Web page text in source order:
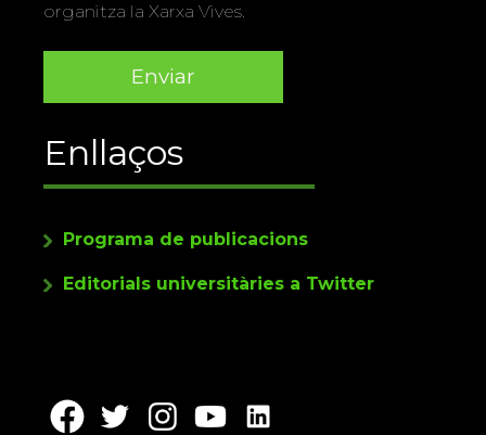
organitza la Xarxa Vives.
Enllaços
Programa de publicacions
Editorials universitàries a Twitter